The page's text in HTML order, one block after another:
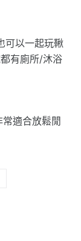
可以一起玩鞦
有廁所/沐浴
適合放鬆閒